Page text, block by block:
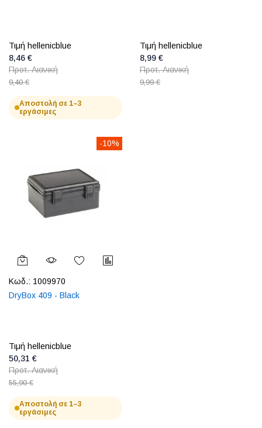
Τιμή hellenicblue
8,46 €
Προτ. Λιανική
9,40 €
Αποστολή σε 1–3
εργάσιμες
Τιμή hellenicblue
8,99 €
Προτ. Λιανική
9,99 €
-10%
Κωδ.: 1009970
DryBox 409 - Black
Τιμή hellenicblue
50,31 €
Προτ. Λιανική
55,90 €
Αποστολή σε 1–3
εργάσιμες